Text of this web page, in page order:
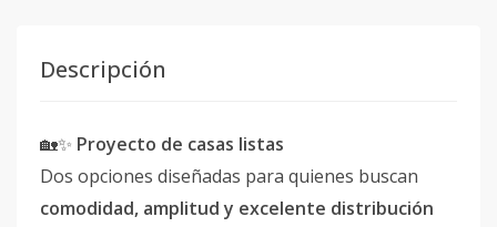
Descripción
🏡✨ Proyecto de casas listas
Dos opciones diseñadas para quienes buscan
comodidad, amplitud y excelente distribución